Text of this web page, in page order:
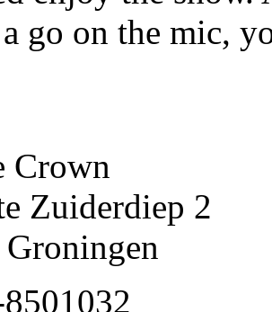
go on the mic,
Crown
Zuiderdiep 2